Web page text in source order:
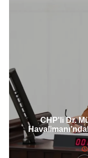
CHP'li Dr.